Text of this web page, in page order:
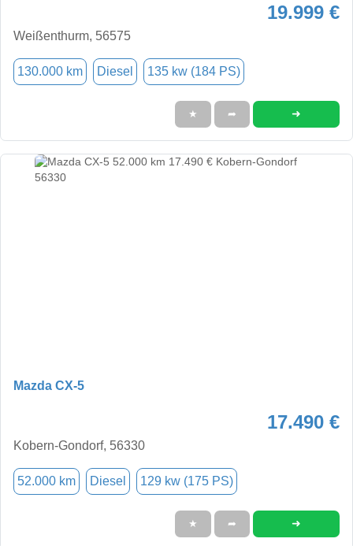
19.999 €
Weißenthurm, 56575
130.000 km Diesel 135 kw (184 PS)
★ ➦ ➜
Mazda CX-5
17.490 €
Kobern-Gondorf, 56330
52.000 km Diesel 129 kw (175 PS)
★ ➦ ➜